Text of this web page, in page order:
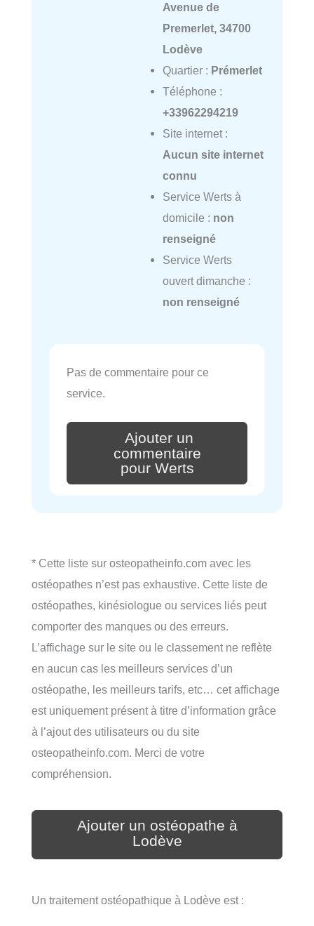
Avenue de
Premerlet, 34700
Lodève
Quartier : Prémerlet
Téléphone :
+33962294219
Site internet :
Aucun site internet
connu
Service Werts à
domicile : non
renseigné
Service Werts
ouvert dimanche :
non renseigné
Pas de commentaire pour ce
service.
Ajouter un
commentaire
pour Werts
* Cette liste sur osteopatheinfo.com avec les
ostéopathes n’est pas exhaustive. Cette liste de
ostéopathes, kinésiologue ou services liés peut
comporter des manques ou des erreurs.
L’affichage sur le site ou le classement ne reflète
en aucun cas les meilleurs services d’un
ostéopathe, les meilleurs tarifs, etc… cet affichage
est uniquement présent à titre d’information grâce
à l’ajout des utilisateurs ou du site
osteopatheinfo.com. Merci de votre
compréhension.
Ajouter un ostéopathe à
Lodève
Un traitement ostéopathique à Lodève est :